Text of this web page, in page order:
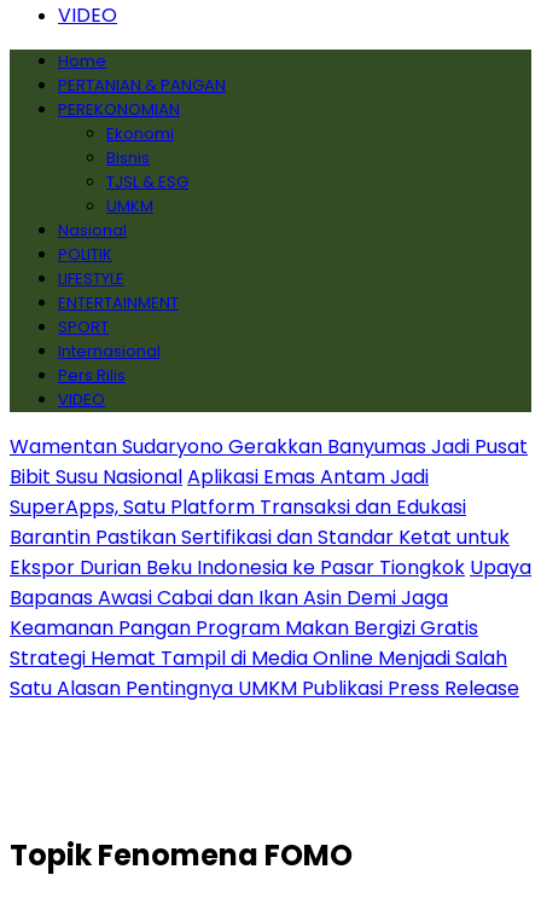
VIDEO
Home
PERTANIAN & PANGAN
PEREKONOMIAN
Ekonomi
Bisnis
TJSL & ESG
UMKM
Nasional
POLITIK
LIFESTYLE
ENTERTAINMENT
SPORT
Internasional
Pers Rilis
VIDEO
Wamentan Sudaryono Gerakkan Banyumas Jadi Pusat
Bibit Susu NasionalAplikasi Emas Antam Jadi
SuperApps, Satu Platform Transaksi dan Edukasi
Barantin Pastikan Sertifikasi dan Standar Ketat untuk
Ekspor Durian Beku Indonesia ke Pasar Tiongkok Upaya
Bapanas Awasi Cabai dan Ikan Asin Demi Jaga
Keamanan Pangan Program Makan Bergizi Gratis
Strategi Hemat Tampil di Media Online Menjadi Salah
Satu Alasan Pentingnya UMKM Publikasi Press Release
TopikFenomena FOMO